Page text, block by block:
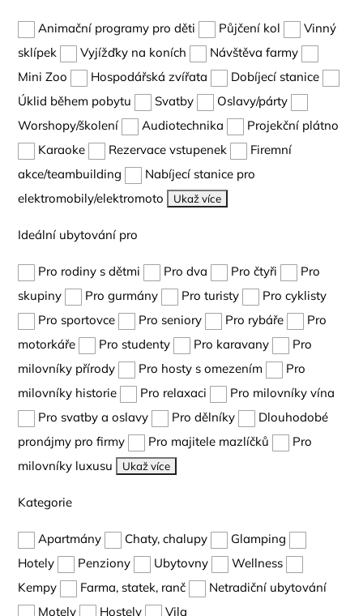
Animační programy pro děti Půjčení kol
Vinný
sklípek
Vyjížďky na koních
Návštěva farmy
Mini Zoo
Hospodářská zvířata
Dobíjecí stanice
Úklid během pobytu
Svatby
Oslavy/párty
Worshopy/školení
Audiotechnika
Projekční plátno
Karaoke
Rezervace vstupenek
Firemní
akce/teambuilding
Nabíjecí stanice pro
elektromobily/elektromoto
Ukaž více
Ideální ubytování pro
Pro rodiny s dětmi Pro dva Pro čtyři
Pro
skupiny
Pro gurmány Pro turisty
Pro cyklisty
Pro sportovce
Pro seniory Pro rybáře
Pro
motorkáře
Pro studenty Pro karavany
Pro
milovníky přírody
Pro hosty s omezením
Pro
milovníky historie
Pro relaxaci
Pro milovníky vína
Pro svatby a oslavy
Pro dělníky
Dlouhodobé
pronájmy pro firmy
Pro majitele mazlíčků
Pro
milovníky luxusu
Ukaž více
Kategorie
Apartmány Chaty, chalupy
Glamping
Hotely
Penziony Ubytovny
Wellness
Kempy
Farma, statek, ranč
Netradiční ubytování
Motely
Hostely Vila